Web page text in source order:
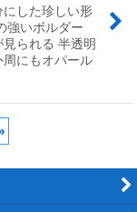
した珍しい形
強いボルダー
られる 半透明
にもオパール